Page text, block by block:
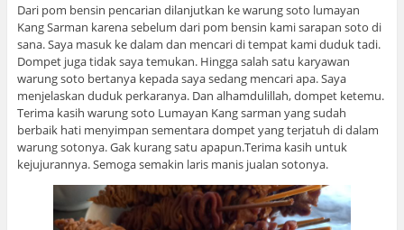
Dari pom bensin pencarian dilanjutkan ke warung soto lumayan
Kang Sarman karena sebelum dari pom bensin kami sarapan soto di
sana. Saya masuk ke dalam dan mencari di tempat kami duduk tadi.
Dompet juga tidak saya temukan. Hingga salah satu karyawan
warung soto bertanya kepada saya sedang mencari apa. Saya
menjelaskan duduk perkaranya. Dan alhamdulillah, dompet ketemu.
Terima kasih warung soto Lumayan Kang sarman yang sudah
berbaik hati menyimpan sementara dompet yang terjatuh di dalam
warung sotonya. Gak kurang satu apapun.Terima kasih untuk
kejujurannya. Semoga semakin laris manis jualan sotonya.